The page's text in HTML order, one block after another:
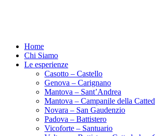
Home
Chi Siamo
Le esperienze
Casotto – Castello
Genova – Carignano
Mantova – Sant’Andrea
Mantova – Campanile della
Novara – San Gaudenzio
Padova – Battistero
Vicoforte – Santuario